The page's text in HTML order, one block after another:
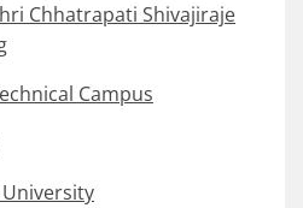
Chhatrapati Shivajiraje
Campus